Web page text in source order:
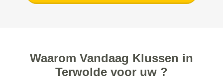
Waarom Vandaag Klussen in
Terwolde voor uw ?